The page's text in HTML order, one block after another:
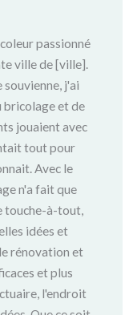
passionné
ville de [ville].
souvienne, j'ai
bricolage et de
jouaient avec
tout pour
Avec le
n'a fait que
touche-à-tout,
idées et
rénovation et
et plus
l'endroit